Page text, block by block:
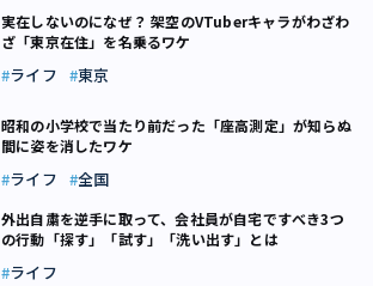
実在しないのになぜ？ 架空のVTuberキャラがわざわ
ざ「東京在住」を名乗るワケ
ライフ 東京
昭和の小学校で当たり前だった「座高測定」が知らぬ
間に姿を消したワケ
ライフ 全国
外出自粛を逆手に取って、会社員が自宅ですべき3つ
の行動「探す」「試す」「洗い出す」とは
ライフ